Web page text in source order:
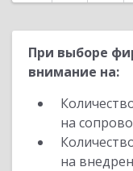
При выборе
внимание на:
на
на